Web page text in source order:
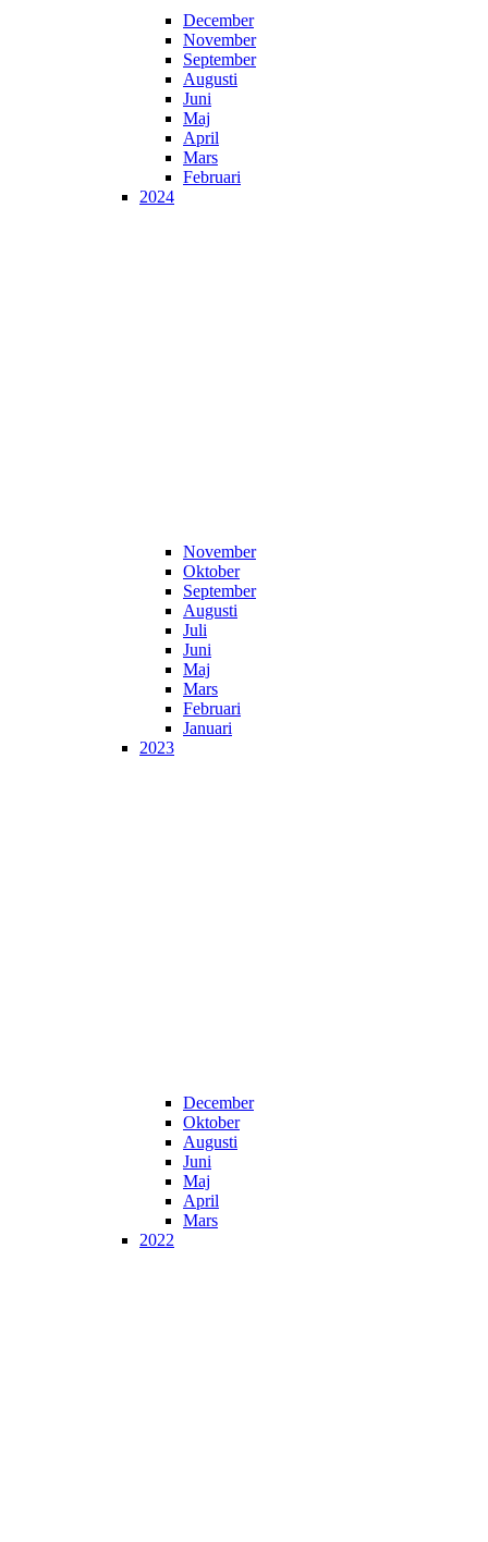
December
November
September
Augusti
Juni
Maj
April
Mars
Februari
2024
November
Oktober
September
Augusti
Juli
Juni
Maj
Mars
Februari
Januari
2023
December
Oktober
Augusti
Juni
Maj
April
Mars
2022